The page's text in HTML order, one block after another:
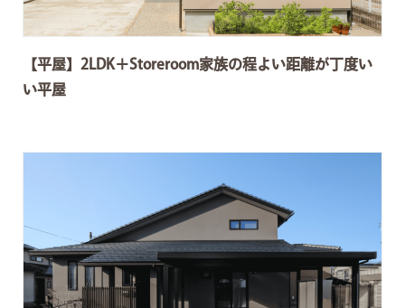
【平屋】2LDK＋Storeroom家族の程よい距離が丁度い
い平屋